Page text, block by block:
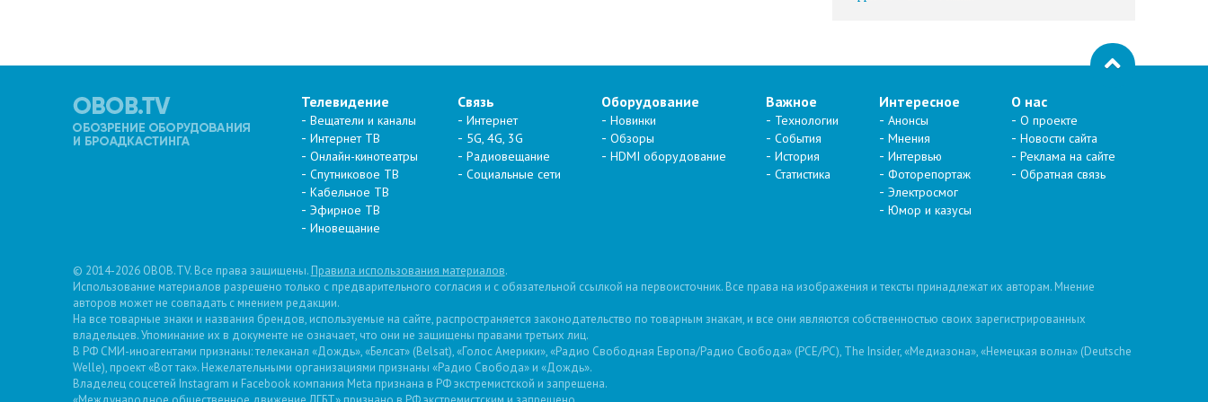
Телевидение
Вещатели и каналы
Интернет ТВ
Онлайн-кинотеатры
Спутниковое ТВ
Кабельное ТВ
Эфирное ТВ
Иновещание
Связь
Интернет
5G, 4G, 3G
Радиовещание
Социальные сети
Оборудование
Новинки
Обзоры
HDMI оборудование
Важное
Технологии
События
История
Статистика
Интересное
Анонсы
Мнения
Интервью
Фоторепортаж
Электросмог
Юмор и казусы
О нас
О проекте
Новости сайта
Реклама на сайте
Обратная связь
© 2014-2026 OBOB.TV. Все права защищены. Правила использования материалов.
Использование материалов разрешено только с предварительного согласия и с обязательной ссылкой на первоисточник. Все права на изображения и тексты принадлежат их авторам. Мнение
авторов может не совпадать с мнением редакции.
На все товарные знаки и названия брендов, используемые на сайте, распространяется законодательство по товарным знакам, и все они являются собственностью своих зарегистрированных
владельцев. Упоминание их в документе не означает, что они не защищены правами третьих лиц.
В РФ СМИ-иноагентами признаны: телеканал «Дождь», «Белсат» (Belsat), «Голос Америки», «Радио Свободная Европа/Радио Свобода» (PCE/PC), The Insider, «Медиазона», «Немецкая волна» (Deutsche
Welle), проект «Вот так». Нежелательными организациями признаны «Радио Свобода» и «Дождь».
Владелец соцсетей Instagram и Facebook компания Metа признана в РФ экстремистской и запрещена.